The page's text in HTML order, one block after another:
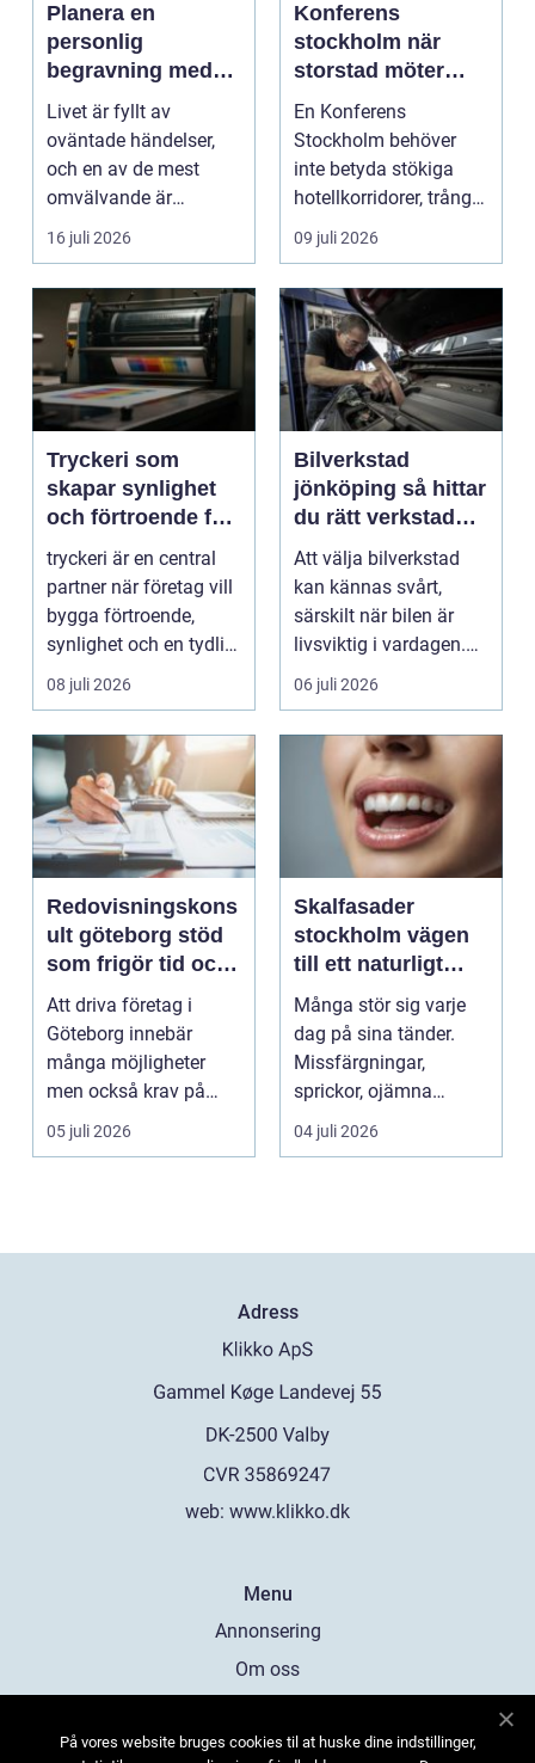
Planera en
personlig
begravning med
hjälp av en
begravningsbyrå
Livet är fyllt av
oväntade händelser,
och en av de mest
omvälvande är
n&aum...
16 juli 2026
Konferens
stockholm när
storstad möter
rofylld landsbygd
En Konferens
Stockholm behöver
inte betyda stökiga
hotellkorridorer, trånga
mötesrum och brus
från c...
09 juli 2026
Tryckeri som
skapar synlighet
och förtroende för
ditt företag
tryckeri är en central
partner när företag vill
bygga förtroende,
synlighet och en tydlig
profil i a...
08 juli 2026
Bilverkstad
jönköping så hittar
du rätt verkstad
för din bil
Att välja bilverkstad
kan kännas svårt,
särskilt när bilen är
livsviktig i vardagen.
För många biläg...
06 juli 2026
Redovisningskons
ult göteborg stöd
som frigör tid och
skapar kontroll
Att driva företag i
Göteborg innebär
många möjligheter
men också krav på
ordning i ekonomin.
För må...
05 juli 2026
Skalfasader
stockholm vägen
till ett naturligt
vackert leende
Många stör sig varje
dag på sina tänder.
Missfärgningar,
sprickor, ojämna
kanter eller en sned
tandr...
04 juli 2026
Adress
web: www.klikko.dk
Menu
Annonsering
Om oss
Kontakta oss
På vores website bruges cookies til at huske dine indstillinger,